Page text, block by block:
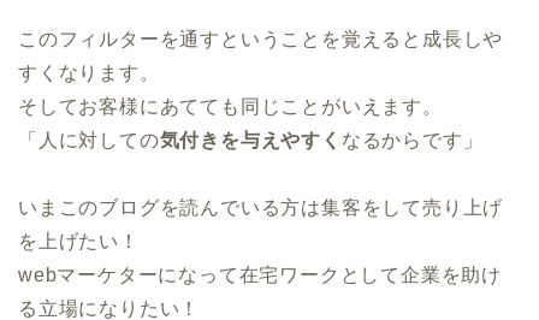
このフィルターを通すということを覚えると成長しや
すくなります。
そしてお客様にあてても同じことがいえます。
「人に対しての気付きを与えやすく なるからです」
いまこのブログを読んでいる方は集客をして売り上げ
を上げたい！
webマーケターになって在宅ワークとして企業を助け
る立場になりたい！